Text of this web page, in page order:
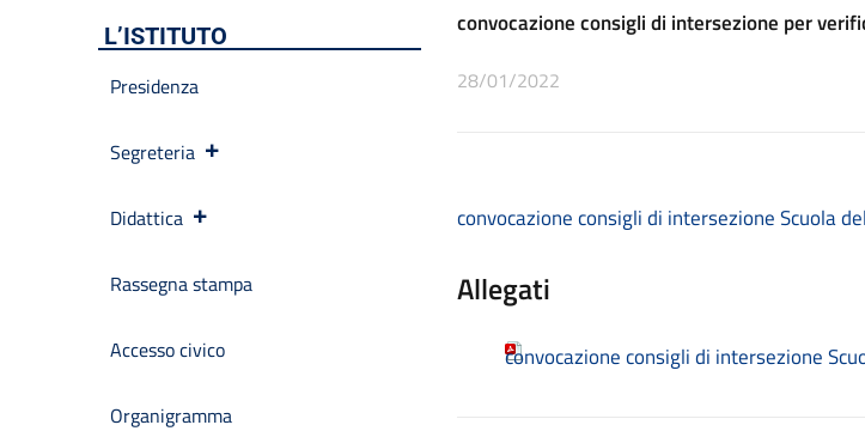
convocazione consigli di intersezione per
28/01/2022
convocazione consigli di intersezione Scuola
Allegati
convocazione consigli di intersezione
L’ISTITUTO
Presidenza
Segreteria
Didattica
Rassegna stampa
Accesso civico
Organigramma